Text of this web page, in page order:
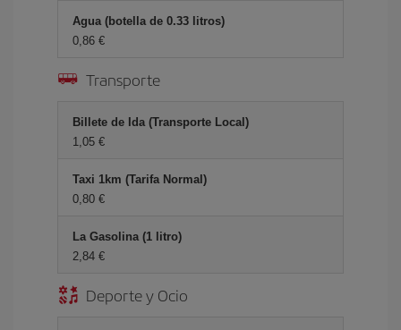
Agua (botella de 0.33 litros)
0,86 €
Transporte
Billete de Ida (Transporte Local)
1,05 €
Taxi 1km (Tarifa Normal)
0,80 €
La Gasolina (1 litro)
2,84 €
Deporte y Ocio